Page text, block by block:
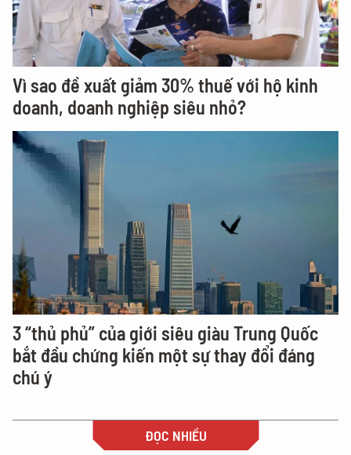
Vì sao đề xuất giảm 30% thuế với hộ kinh
doanh, doanh nghiệp siêu nhỏ?
3 “thủ phủ” của giới siêu giàu Trung Quốc
bắt đầu chứng kiến một sự thay đổi đáng
chú ý
ĐỌC NHIỀU